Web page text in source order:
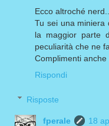
Ecco altroché nerd..
Tu sei una miniera
la maggior parte
peculiarità che ne
Complimenti
Rispondi
Risposte
fperale
18